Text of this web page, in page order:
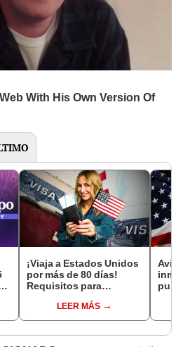
¡Viaja a Estados Unidos
por más de 80 días!
Requisitos para
Exención de Visa
LEER MÁS